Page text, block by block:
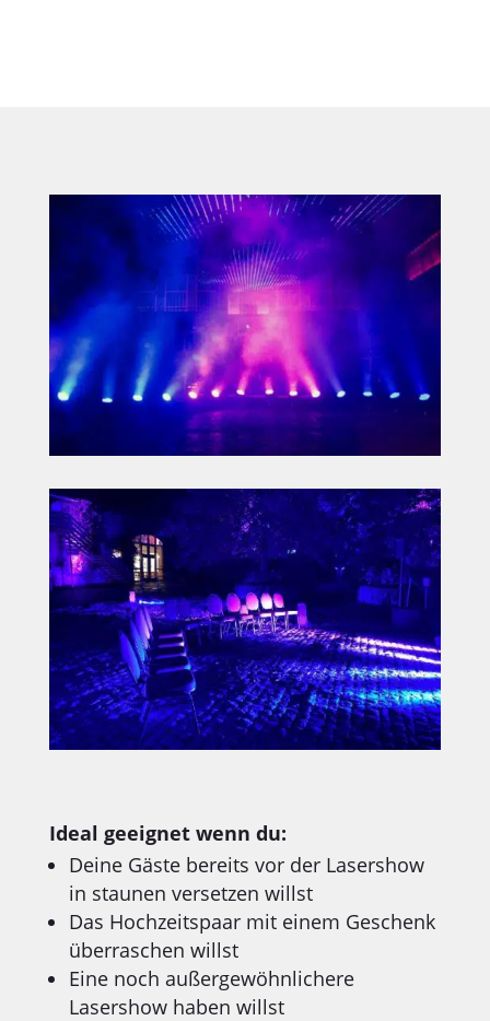
Ideal geeignet wenn du:
Deine Gäste bereits vor der Lasershow
in staunen versetzen willst
Das Hochzeitspaar mit einem Geschenk
überraschen willst
Eine noch außergewöhnlichere
Lasershow haben willst